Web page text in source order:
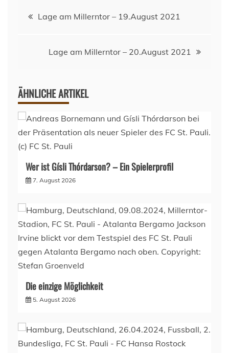
Beitragsnavigation
Lage am Millerntor – 19.August 2021
Lage am Millerntor – 20.August 2021
ÄHNLICHE ARTIKEL
Wer ist Gísli Thórdarson? – Ein Spielerprofil
7. August 2026
Die einzige Möglichkeit
5. August 2026